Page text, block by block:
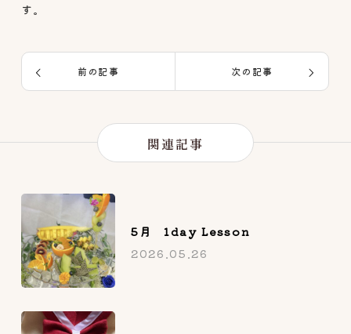
す。
前の記事 次の記事
関連記事
5月 1day Lesson
2026.05.26